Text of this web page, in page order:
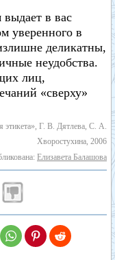
в вас
уверенного в
деликатны,
неудобства.
лиц,
«сверху»
этикета», Г. В. Дятлева, С. А.
Хворостухина, 2006
Елизавета Балашова